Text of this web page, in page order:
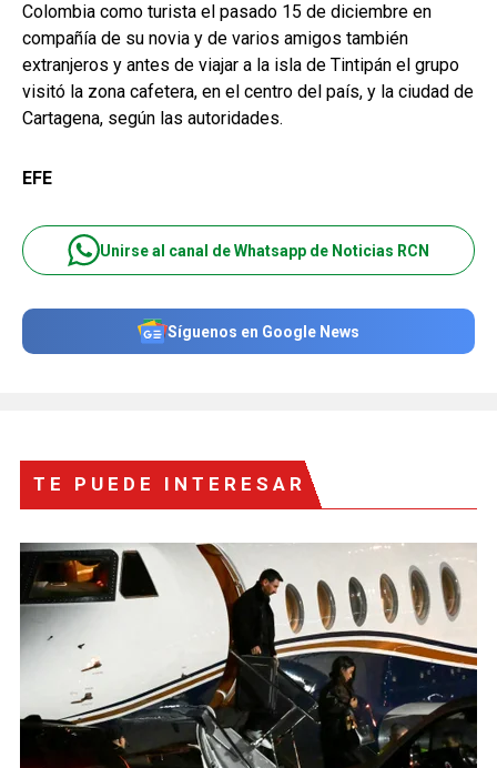
Colombia como turista el pasado 15 de diciembre en
compañía de su novia y de varios amigos también
extranjeros y antes de viajar a la isla de Tintipán el grupo
visitó la zona cafetera, en el centro del país, y la ciudad de
Cartagena, según las autoridades.
EFE
Unirse al canal de Whatsapp de Noticias RCN
Síguenos en Google News
TE PUEDE INTERESAR